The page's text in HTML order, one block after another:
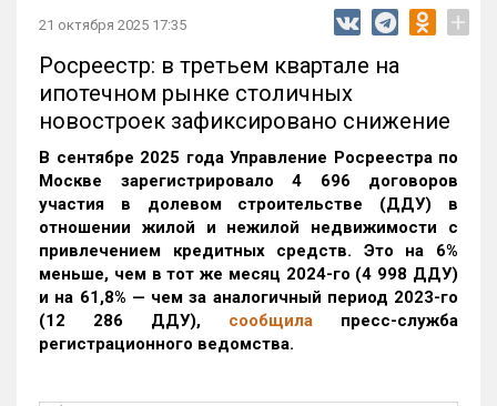
21 октября 2025 17:35 +
Росреестр: в третьем квартале на
ипотечном рынке столичных
новостроек зафиксировано снижение
В сентябре 2025 года Управление Росреестра по
Москве зарегистрировало 4 696 договоров
участия в долевом строительстве (ДДУ) в
отношении жилой и нежилой недвижимости с
привлечением кредитных средств. Это на 6%
меньше, чем в тот же месяц 2024-го (4 998 ДДУ)
и на 61,8% — чем за аналогичный период 2023-го
(12 286 ДДУ), сообщила пресс-служба
регистрационного ведомства.